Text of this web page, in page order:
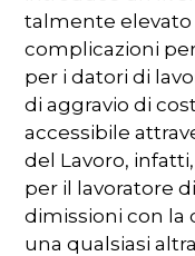
talmente
complicazioni
per i datori di
di aggravio di
accessibile
del Lavoro,
per il lavoratore
dimissioni con la
una qualsiasi